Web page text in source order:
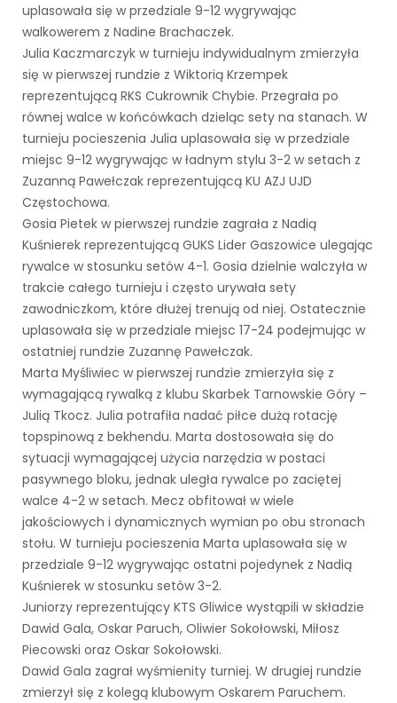
uplasowała się w przedziale 9-12 wygrywając
walkowerem z Nadine Brachaczek.
Julia Kaczmarczyk w turnieju indywidualnym zmierzyła
się w pierwszej rundzie z Wiktorią Krzempek
reprezentującą RKS Cukrownik Chybie. Przegrała po
równej walce w końcówkach dzieląc sety na stanach. W
turnieju pocieszenia Julia uplasowała się w przedziale
miejsc 9-12 wygrywając w ładnym stylu 3-2 w setach z
Zuzanną Pawełczak reprezentującą KU AZJ UJD
Częstochowa.
Gosia Pietek w pierwszej rundzie zagrała z Nadią
Kuśnierek reprezentującą GUKS Lider Gaszowice ulegając
rywalce w stosunku setów 4-1. Gosia dzielnie walczyła w
trakcie całego turnieju i często urywała sety
zawodniczkom, które dłużej trenują od niej. Ostatecznie
uplasowała się w przedziale miejsc 17-24 podejmując w
ostatniej rundzie Zuzannę Pawełczak.
Marta Myśliwiec w pierwszej rundzie zmierzyła się z
wymagającą rywalką z klubu Skarbek Tarnowskie Góry –
Julią Tkocz. Julia potrafiła nadać piłce dużą rotację
topspinową z bekhendu. Marta dostosowała się do
sytuacji wymagającej użycia narzędzia w postaci
pasywnego bloku, jednak uległa rywalce po zaciętej
walce 4-2 w setach. Mecz obfitował w wiele
jakościowych i dynamicznych wymian po obu stronach
stołu. W turnieju pocieszenia Marta uplasowała się w
przedziale 9-12 wygrywając ostatni pojedynek z Nadią
Kuśnierek w stosunku setów 3-2.
Juniorzy reprezentujący KTS Gliwice wystąpili w składzie
Dawid Gala, Oskar Paruch, Oliwier Sokołowski, Miłosz
Piecowski oraz Oskar Sokołowski.
Dawid Gala zagrał wyśmienity turniej. W drugiej rundzie
zmierzył się z kolegą klubowym Oskarem Paruchem.